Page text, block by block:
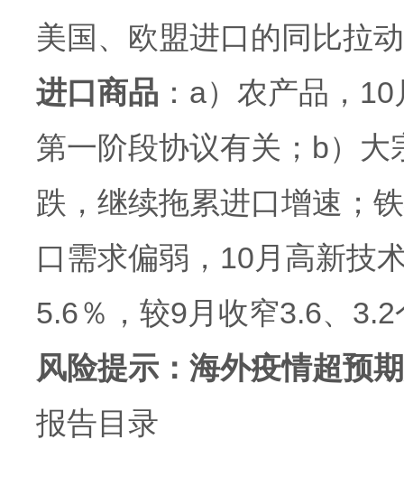
美国、欧盟进口的同比拉
进口商品 ：a）农产品，
第一阶段协议有关；b）
跌，继续拖累进口增速；
口需求偏弱，10月高新技
5.6％，较9月收窄3.6、
风险提示：海外疫情超预
报告目录